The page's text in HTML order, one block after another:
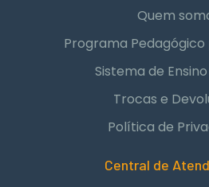
Quem
Programa
Sistema de
Trocas e
Política de
Central de